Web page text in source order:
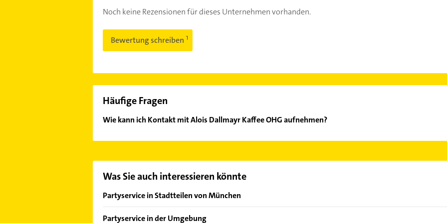
Noch keine Rezensionen für dieses Unternehmen vorhanden.
Bewertung schreiben
Häufige Fragen
Wie kann ich Kontakt mit Alois Dallmayr Kaffee OHG aufnehmen?
Was Sie auch interessieren könnte
Partyservice in Stadtteilen von München
Haidhausen
Partyservice in der Umgebung